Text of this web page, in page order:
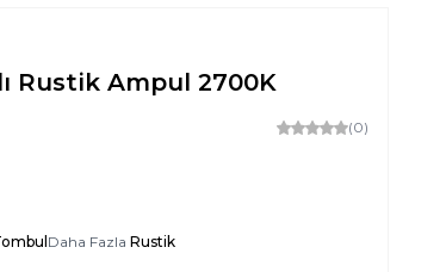
Rustik Ampul 2700K
(0)
Daha Fazla Rustik